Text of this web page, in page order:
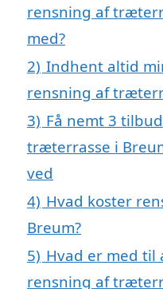
rensning af
med?
2) Indhent altid
rensning af
3) Få nemt 3
træterrasse i
ved
4) Hvad koster
Breum?
5) Hvad er med til
rensning af